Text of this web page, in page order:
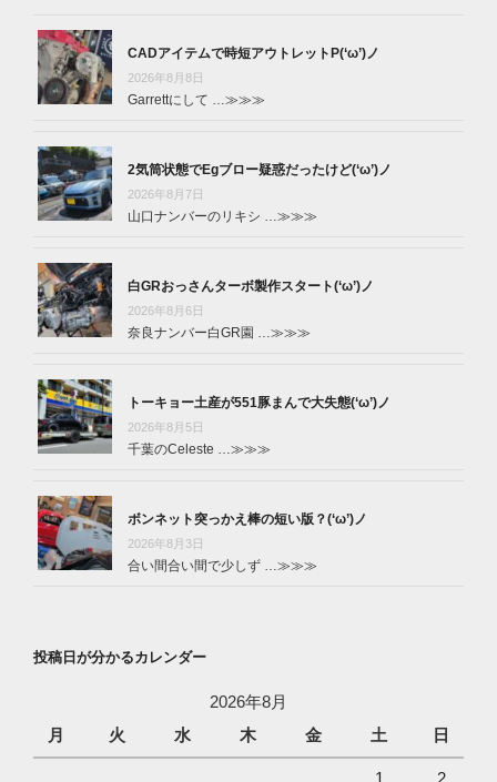
CADアイテムで時短アウトレットP(‘ω’)ノ
2026年8月8日
Garrettにして …≫≫≫
2気筒状態でEgブロー疑惑だったけど(‘ω’)ノ
2026年8月7日
山口ナンバーのリキシ …≫≫≫
白GRおっさんターボ製作スタート(‘ω’)ノ
2026年8月6日
奈良ナンバー白GR園 …≫≫≫
トーキョー土産が551豚まんで大失態(‘ω’)ノ
2026年8月5日
千葉のCeleste …≫≫≫
ボンネット突っかえ棒の短い版？(‘ω’)ノ
2026年8月3日
合い間合い間で少しず …≫≫≫
投稿日が分かるカレンダー
2026年8月
月
火 水 木 金 土 日